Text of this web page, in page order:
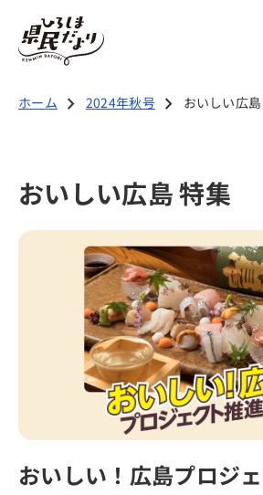
2024年秋号の記事
インクルーシブ・スポーツ・フェス
ひろしまの元気を創るひと
Team WISH
秋号のお知らせ
秋号のプレゼント
PDF版 音声版 点字版
メニュー
ホーム chevron_right 2024年秋号 chevron_right おいしい広
おいしい広島 特集
おいしい！広島プロジ